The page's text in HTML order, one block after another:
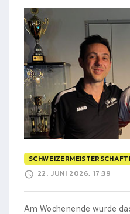
22. JUNI 2026, 17:39
Am Wochenende wurde